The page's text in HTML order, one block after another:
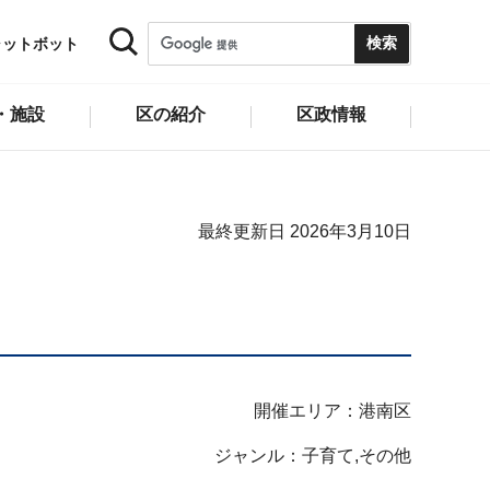
トボット
施設 区の紹介 区政情報
最終更新日 2026年3月10日
開催エリア：港南区
ジャンル：子育て,その他